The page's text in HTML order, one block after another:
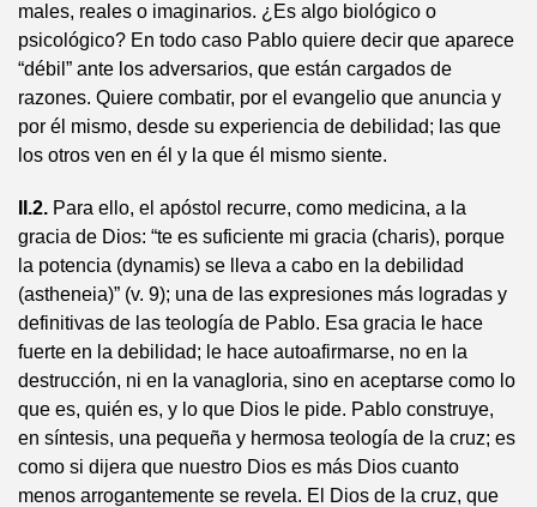
males, reales o imaginarios. ¿Es algo biológico o
psicológico? En todo caso Pablo quiere decir que aparece
“débil” ante los adversarios, que están cargados de
razones. Quiere combatir, por el evangelio que anuncia y
por él mismo, desde su experiencia de debilidad; las que
los otros ven en él y la que él mismo siente.
II.2. Para ello, el apóstol recurre, como medicina, a la
gracia de Dios: “te es suficiente mi gracia (charis), porque
la potencia (dynamis) se lleva a cabo en la debilidad
(astheneia)” (v. 9); una de las expresiones más logradas y
definitivas de las teología de Pablo. Esa gracia le hace
fuerte en la debilidad; le hace autoafirmarse, no en la
destrucción, ni en la vanagloria, sino en aceptarse como lo
que es, quién es, y lo que Dios le pide. Pablo construye,
en síntesis, una pequeña y hermosa teología de la cruz; es
como si dijera que nuestro Dios es más Dios cuanto
menos arrogantemente se revela. El Dios de la cruz, que